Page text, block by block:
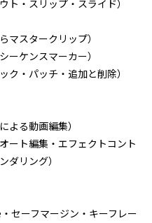
ト・スリップ・スライド）
マスタークリップ）
ーケンスマーカー）
ク・パッチ・追加と削除）
よる動画編集）
ート編集・エフェクトコント
ダリング）
セーフマージン・キーフレー